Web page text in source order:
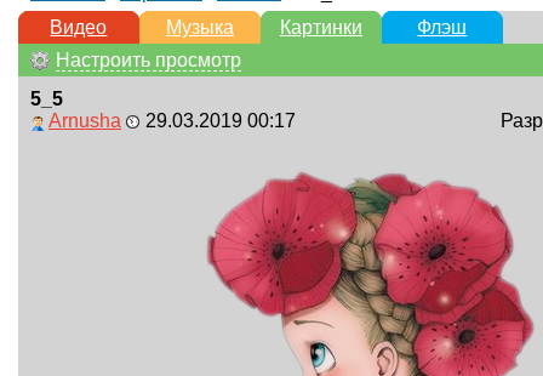
Видео
Музыка Картинки
Флэш
Настроить просмотр
5_5
Arnusha
29.03.2019 00:17